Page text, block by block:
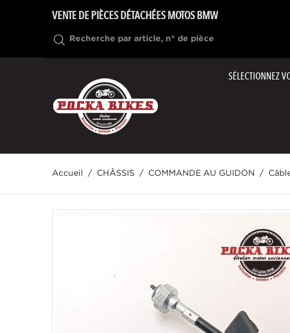
VENTE DE PIÈCES DÉTACHÉES MOTOS BMW
SÉLECTIONNEZ
Accueil CHÂSSIS COMMANDE AU GUIDON